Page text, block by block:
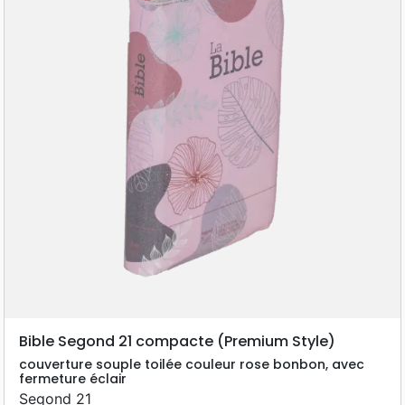
21e siècle. Une nouvelle traduction à
découvrir, pour redécouvrir la Bible... Avec
une brève introduction à chaque livre
biblique, environ 1300 notes qui aident à sa
compréhension « minimale », une
introduction générale, 4 cartes
géographiques et des repères dans la marge
qui permettent de retrouver plus rapidement
les livres bibliques
Bible Segond 21 compacte (Premium Style)
couverture souple toilée couleur rose bonbon, avec
fermeture éclair
Segond 21